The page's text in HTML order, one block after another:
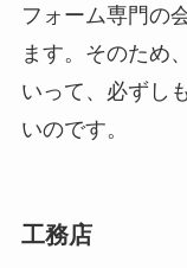
フォーム専門の
ます。そのため
いって、必ずし
いのです。
工務店